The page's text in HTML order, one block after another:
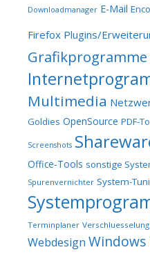
Downloadmanager E-Mail
Firefox Plugins/
Grafikprogramme
Multimedia
Goldies OpenSource PDF-
Screenshots
Office-Tools sonstige
Spurenvernichter System-
Terminplaner Verschluesselung
Webdesign Windows